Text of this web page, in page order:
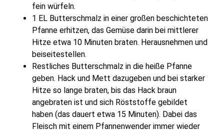
fein würfeln.
1 EL Butterschmalz in einer großen beschichteten
Pfanne erhitzen, das Gemüse darin bei mittlerer
Hitze etwa 10 Minuten braten. Herausnehmen und
beiseitestellen.
Restliches Butterschmalz in die heiße Pfanne
geben. Hack und Mett dazugeben und bei starker
Hitze so lange braten, bis das Hack braun
angebraten ist und sich Röststoffe gebildet
haben (das dauert etwa 15 Minuten). Dabei das
Fleisch mit einem Pfannenwender immer wieder